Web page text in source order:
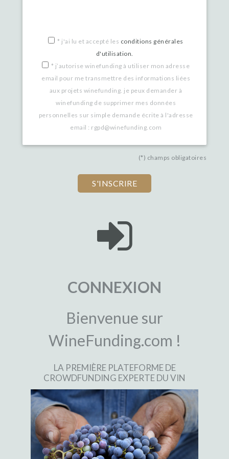
ignore
* j'ai lu et accepté les conditions générales
d'utilisation.
* j’autorise winefunding à utiliser mon adresse
email pour me transmettre des informations liées
aux projets winefunding. je peux demander à
winefunding de supprimer mes données
personnelles sur simple demande écrite à l'adresse
email : rgpd@winefunding.com
(*) champs obligatoires
CONNEXION
Bienvenue sur
WineFunding.com !
LA PREMIÈRE PLATEFORME DE
CROWDFUNDING EXPERTE DU VIN